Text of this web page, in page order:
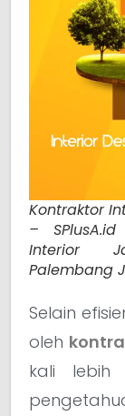
Kontraktor
–
Interior
Palembang
Selain
oleh
kali lebih